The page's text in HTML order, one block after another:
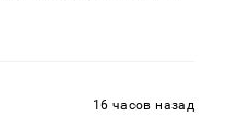
16 часов назад